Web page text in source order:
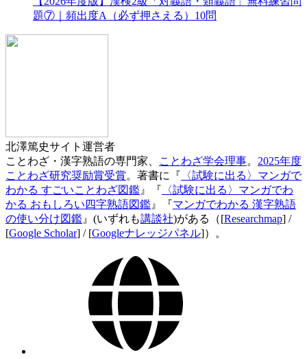
題⑦｜頻出度A（必ず押さえる）10問
北澤篤史サイト運営者
ことわざ・漢字熟語の専門家、
ことわざ学会理事。 2025年度
ことわざ研究奨励賞受賞。著書に『 〈試験に出る〉マンガで
わかる すごいことわざ図鑑 』『 〈試験に出る〉マンガでわ
かる おもしろい四字熟語図鑑 』『マンガでわかる 漢字熟語
の使い分け図鑑 』(いずれも講談社)がある（[Researchmap] /
[Google Scholar] / [Googleナレッジパネル]）。